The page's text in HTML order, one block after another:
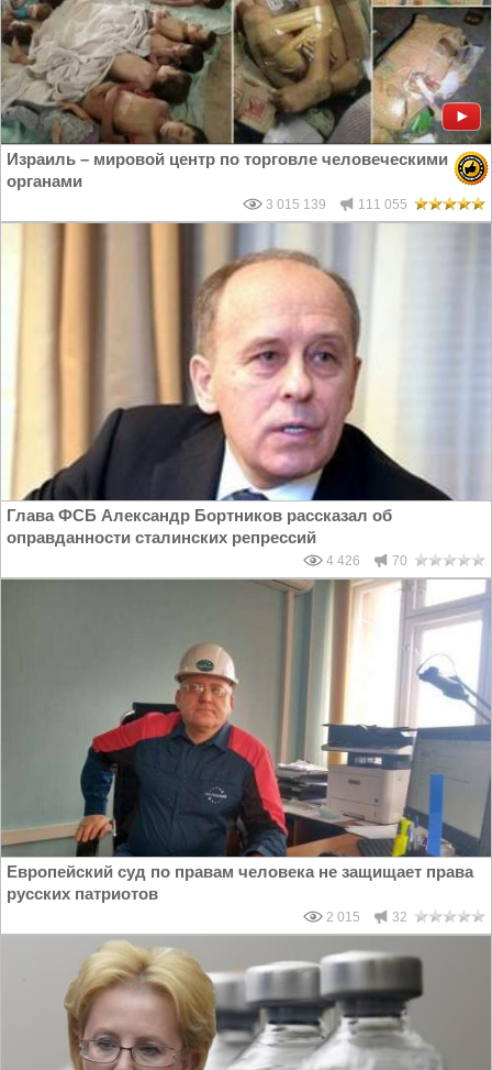
Израиль – мировой центр по торговле человеческими
органами
3 015 139 111 055
Глава ФСБ Александр Бортников рассказал об
оправданности сталинских репрессий
4 426 70
Европейский суд по правам человека не защищает права
русских патриотов
2 015 32